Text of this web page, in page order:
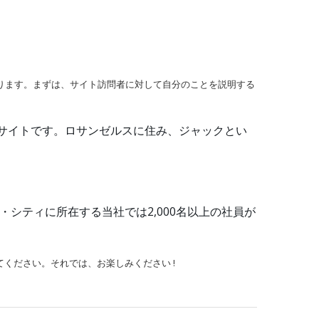
す。まずは、サイト訪問者に対して自分のことを説明する
トです。ロサンゼルスに住み、ジャックとい
シティに所在する当社では2,000名以上の社員が
ださい。それでは、お楽しみください !